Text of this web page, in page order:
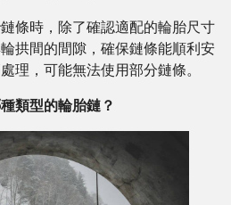
條時，除了確認適配的輪胎尺寸
拱間的間隙，確保鏈條能順利安
理，可能無法使用部分鏈條。
類型的輪胎鏈？